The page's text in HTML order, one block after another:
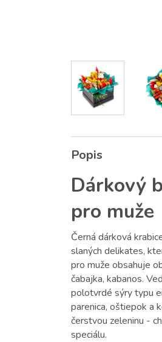
Popis
Dárkový
pro muže
Černá dárková
slaných delikates,
pro muže obsahuje
čabajka, kabanos.
polotvrdé sýry typu
parenica, oštiepok a
čerstvou zeleninu -
speciálu.